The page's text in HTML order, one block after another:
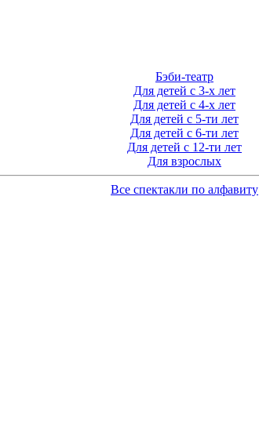
Бэби-театр
Для детей с 3-х лет
Для детей с 4-х лет
Для детей с 5-ти лет
Для детей с 6-ти лет
Для детей с 12-ти лет
Для взрослых
Все спектакли по алфавиту